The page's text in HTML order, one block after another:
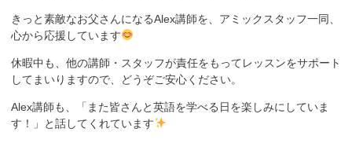
きっと素敵なお父さんになるAlex講師を、アミックスタッフ一同、
心から応援しています
休暇中も、他の講師・スタッフが責任をもってレッスンをサポート
してまいりますので、どうぞご安心ください。
Alex講師も、「また皆さんと英語を学べる日を楽しみにしていま
す！」と話してくれています